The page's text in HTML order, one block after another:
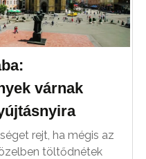
várnak
rejt, ha mégis az
töltődnétek